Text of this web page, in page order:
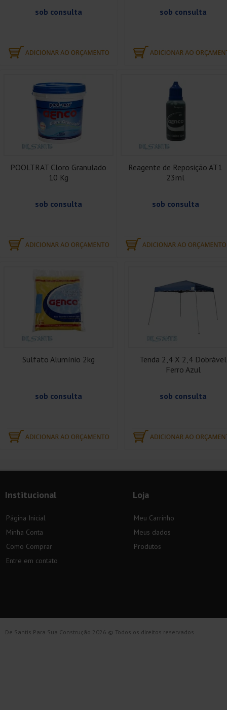
sob consulta sob consulta
POOLTRAT Cloro Granulado
10 Kg
sob consulta
Reagente de Reposição AT1
23ml
sob consulta
Sulfato Alumínio 2kg
sob consulta
Tenda 2,4 X 2,4 Dobrável
Ferro Azul
sob consulta
Institucional
Página Inicial
Minha Conta
Como Comprar
Entre em contato
Loja
Meu Carrinho
Meus dados
Produtos
De Santis Para Sua Construção 2026 © Todos os direitos reservados